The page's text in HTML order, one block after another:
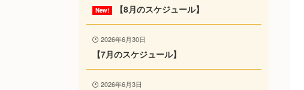
【8月のスケジュール】
2026年6月30日
【7月のスケジュール】
2026年6月3日